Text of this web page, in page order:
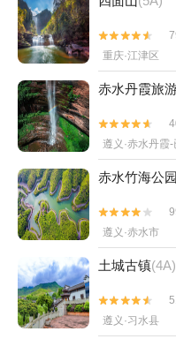


重庆·江津区
赤水丹霞旅


遵义·赤水丹霞
赤水竹海公园


遵义·赤水市
土城古镇(4A)


遵义·习水县